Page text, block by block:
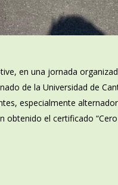
en una jornada
de la Universidad de
especialmente
el certificado